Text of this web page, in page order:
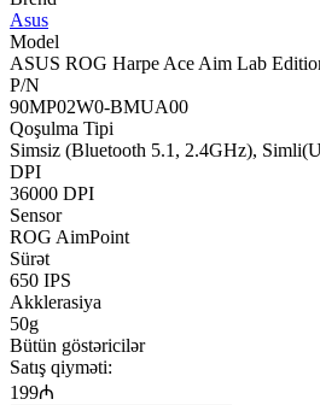
Asus
Model
ASUS ROG Harpe Ace Aim Lab
P/N
90MP02W0-BMUA00
Qoşulma Tipi
Simsiz (Bluetooth 5.1, 2.4GHz),
DPI
36000 DPI
Sensor
ROG AimPoint
Sürət
650 IPS
Akklerasiya
50g
Bütün göstəricilər
Satış qiyməti:
199₼